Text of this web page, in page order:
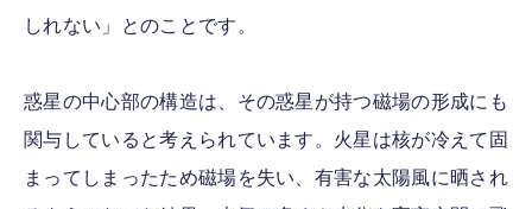
しれない」とのことです。
惑星の中心部の構造は、その惑星が持つ磁場の形成にも
関与していると考えられています。火星は核が冷えて固
まってしまったため磁場を失い、有害な太陽風に晒され